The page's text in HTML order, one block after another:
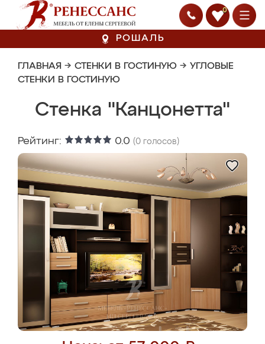
0
РОШАЛЬ
ГЛАВНАЯ → СТЕНКИ В ГОСТИНУЮ → УГЛОВЫЕ
СТЕНКИ В ГОСТИНУЮ
Стенка "Канцонетта"
Рейтинг: 0.0 (0 голосов)